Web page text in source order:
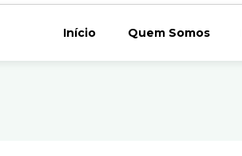
Início Quem Somos